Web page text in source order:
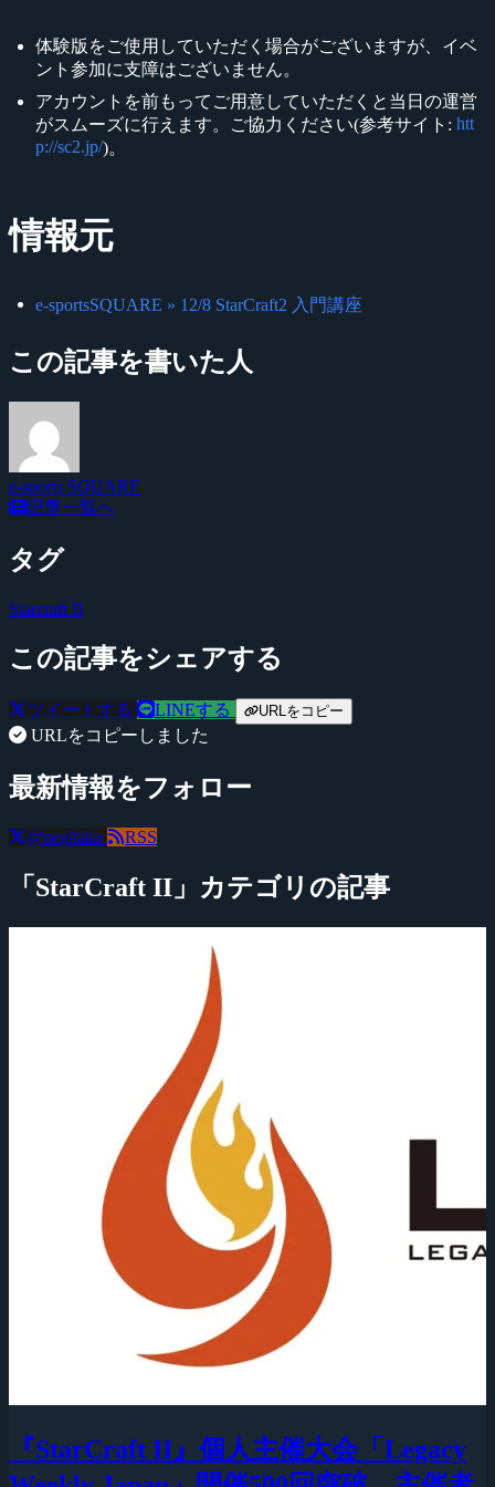
体験版をご使用していただく場合がございますが、イベ
ント参加に支障はございません。
アカウントを前もってご用意していただくと当日の運営
がスムーズに行えます。ご協力ください(参考サイト: htt
p://sc2.jp/)。
情報元
e-sportsSQUARE » 12/8 StarCraft2 入門講座
この記事を書いた人
e-sports SQUARE
記事一覧へ
タグ
Starcraft II
この記事をシェアする
ツイートする LINEする URLをコピー
URLをコピーしました
最新情報をフォロー
@negitaku RSS
「StarCraft II」カテゴリの記事
『StarCraft II』個人主催大会「Legacy